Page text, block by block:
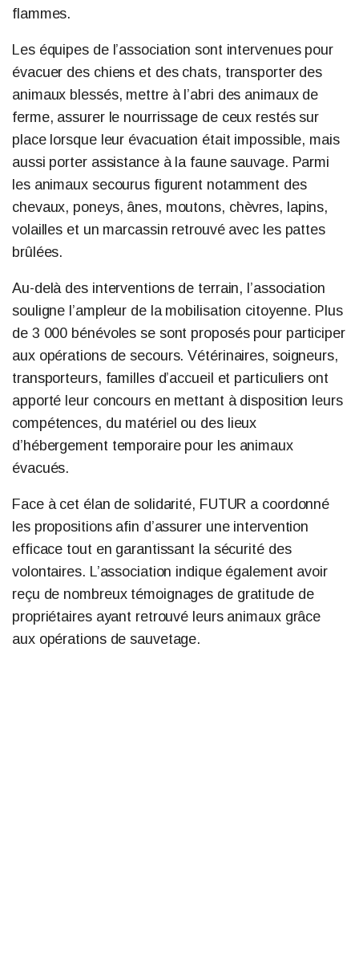
flammes.
Les équipes de l’association sont intervenues pour
évacuer des chiens et des chats, transporter des
animaux blessés, mettre à l’abri des animaux de
ferme, assurer le nourrissage de ceux restés sur
place lorsque leur évacuation était impossible, mais
aussi porter assistance à la faune sauvage. Parmi
les animaux secourus figurent notamment des
chevaux, poneys, ânes, moutons, chèvres, lapins,
volailles et un marcassin retrouvé avec les pattes
brûlées.
Au-delà des interventions de terrain, l’association
souligne l’ampleur de la mobilisation citoyenne. Plus
de 3 000 bénévoles se sont proposés pour participer
aux opérations de secours. Vétérinaires, soigneurs,
transporteurs, familles d’accueil et particuliers ont
apporté leur concours en mettant à disposition leurs
compétences, du matériel ou des lieux
d’hébergement temporaire pour les animaux
évacués.
Face à cet élan de solidarité, FUTUR a coordonné
les propositions afin d’assurer une intervention
efficace tout en garantissant la sécurité des
volontaires. L’association indique également avoir
reçu de nombreux témoignages de gratitude de
propriétaires ayant retrouvé leurs animaux grâce
aux opérations de sauvetage.